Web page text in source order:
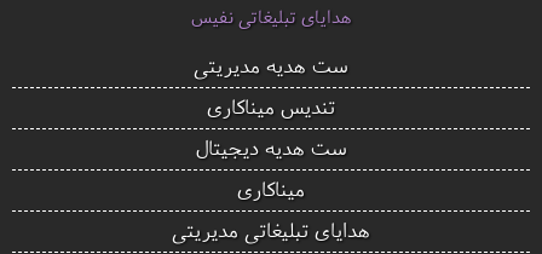
هدایای تبلیغاتی نفیس
ست هدیه مدیریتی
تندیس میناکاری
ست هدیه دیجیتال
میناکاری
هدایای تبلیغاتی مدیریتی